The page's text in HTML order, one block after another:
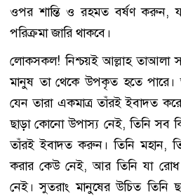
ওপর শান্তি ও রহমত বর্ষণ করুন,
পরিক্রমা জারি থাকবে।
লোকসকল! নিশ্চয়ই আল্লাহ তাআলা
মানুষ তা থেকে উপকৃত হতে পারে।
যেন তারা একমাত্র তাঁরই ইবাদত
ছাড়া কোনো উপাস্য নেই, তিনি সব
তাঁরই ইবাদত করুন। তিনি মহান,
করার কেউ নেই, আর তিনি যা
নেই। সুতরাং মানুষের উচিত তিনি